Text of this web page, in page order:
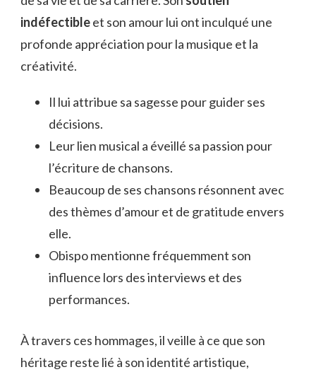
indéfectibleet son amour lui ont inculqué une
profonde appréciation pour la musique et la
créativité.
Il lui attribue sa sagesse pour guider ses
décisions.
Leur lien musical a éveillé sa passion pour
l’écriture de chansons.
Beaucoup de ses chansons résonnent avec
des thèmes d’amour et de gratitude envers
elle.
Obispo mentionne fréquemment son
influence lors des interviews et des
performances.
À travers ces hommages, il veille à ce que son
héritage reste lié à son identité artistique,